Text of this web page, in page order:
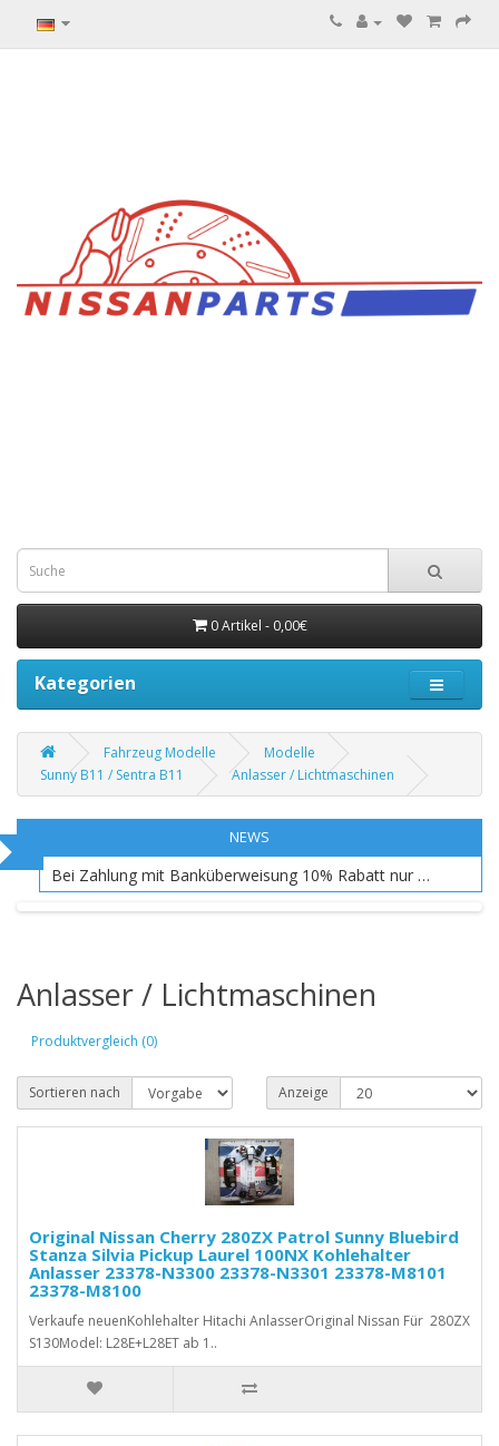
0 Artikel - 0,00€
Kategorien
Fahrzeug Modelle
Modelle
Sunny B11 / Sentra B11
Anlasser / Lichtmaschinen
NEWS
Bei Zahlung mit Banküberweisung 10% Rabatt nur EU Raum
Anlasser / Lichtmaschinen
Produktvergleich (0)
Sortieren nach Anzeige
Original Nissan Cherry 280ZX Patrol Sunny Bluebird
Stanza Silvia Pickup Laurel 100NX Kohlehalter
Anlasser 23378-N3300 23378-N3301 23378-M8101
23378-M8100
Verkaufe neuenKohlehalter Hitachi AnlasserOriginal Nissan Für 280ZX
S130Model: L28E+L28ET ab 1..